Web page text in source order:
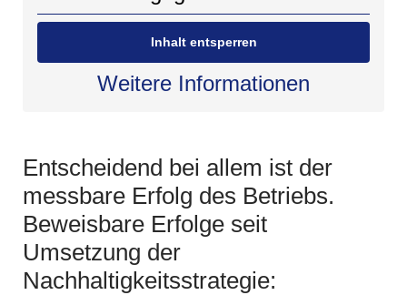
Inhalt entsperren
Weitere Informationen
Entscheidend bei allem ist der
messbare Erfolg des Betriebs.
Beweisbare Erfolge seit
Umsetzung der
Nachhaltigkeitsstrategie: